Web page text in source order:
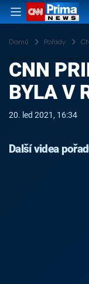
Domů Pořady
CNN
BYLA V
20. led 2021, 16:34
Další videa